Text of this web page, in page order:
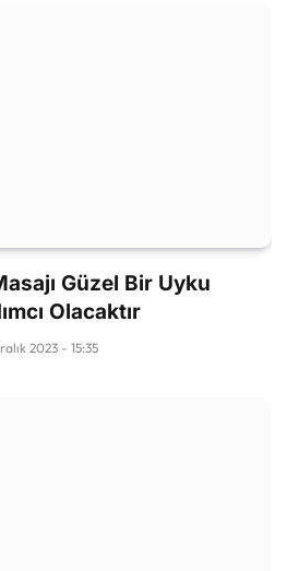
Güzel Bir Uyku
Olacaktır
2023 - 15:35